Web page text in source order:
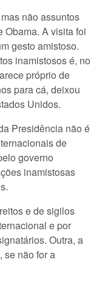
não assuntos
Obama. A visita foi
gesto amistoso.
inamistosos é, no
próprio de
para cá, deixou
Unidos.
Presidência não é
de
governo
inamistosas
e de sigilos
e por
Outra, a
se não for a